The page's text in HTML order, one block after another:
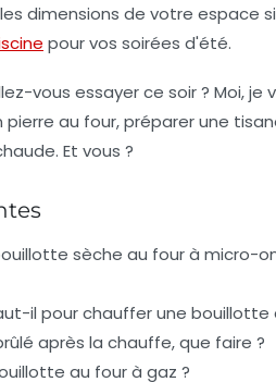
dimensions de votre espace
pour vos soirées d'été.
vous essayer ce soir ? Moi, je
au four, préparer une
Et vous ?
sèche au four à micro-
il pour chauffer une bouillotte
après la chauffe, que faire ?
au four à gaz ?